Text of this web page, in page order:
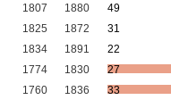
1807 1880
49
1825 1872
31
1834 1891
22
1774 1830
27
1760 1836
33